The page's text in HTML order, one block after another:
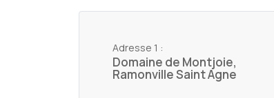
Adresse 1 :
Domaine de Montjoie,
Ramonville Saint Agne